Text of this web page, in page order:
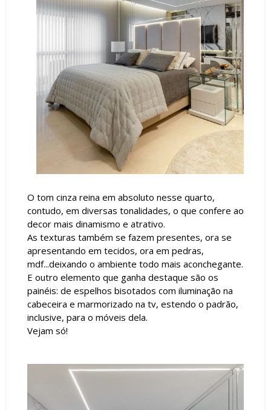
O tom cinza reina em absoluto nesse quarto,
contudo, em diversas tonalidades, o que confere ao
decor mais dinamismo e atrativo.
As texturas também se fazem presentes, ora se
apresentando em tecidos, ora em pedras,
mdf...deixando o ambiente todo mais aconchegante.
E outro elemento que ganha destaque são os
painéis: de espelhos bisotados com iluminação na
cabeceira e marmorizado na tv, estendo o padrão,
inclusive, para o móveis dela.
Vejam só!